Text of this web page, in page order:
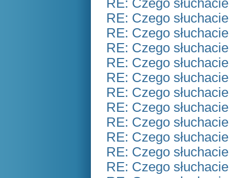
RE: Czego
RE: Czego
RE: Czego
RE: Czego
RE: Czego
RE: Czego
RE: Czego
RE: Czego
RE: Czego
RE: Czego
RE: Czego
RE: Czego